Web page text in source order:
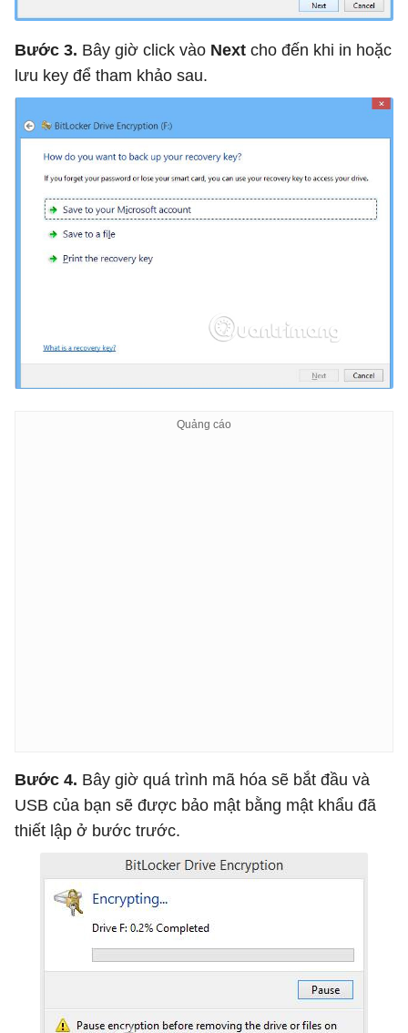
Bước 3. Bây giờ click vào Next cho đến khi in hoặc
lưu key để tham khảo sau.
Bước 4. Bây giờ quá trình mã hóa sẽ bắt đầu và
USB của bạn sẽ được bảo mật bằng mật khẩu đã
thiết lập ở bước trước.